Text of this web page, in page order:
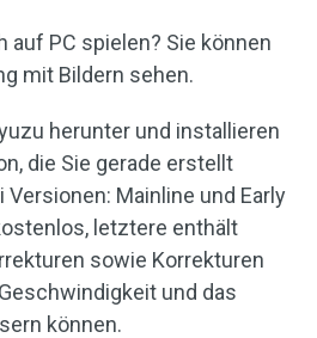
auf PC spielen? Sie können
mit Bildern sehen.
herunter und installieren
die Sie gerade erstellt
Versionen: Mainline und Early
letztere enthält
sowie Korrekturen
und das
können.